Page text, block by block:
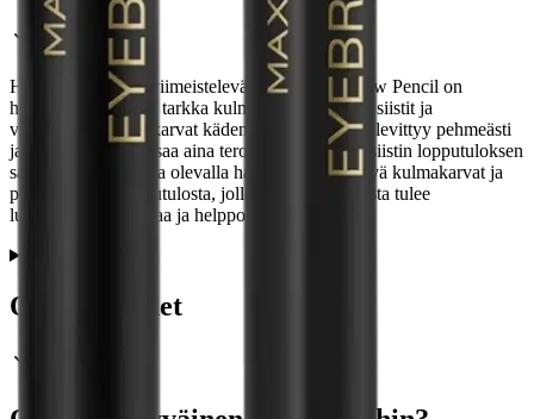
Huolitellut kulmat viimeistelevät meikin. Eyebrow Pencil on
helppokäyttöinen ja tarkka kulmakynä, jolla saat siistit ja
viimeistellyt kulmakarvat kädenkäänteessä. Väri levittyy pehmeästi
ja tarkasti ja kynän saa aina teroitettua teräväksi siistin lopputuloksen
saamiseksi. Korkissa olevalla harjalla saat siistittyä kulmakarvat ja
pehmennettyä lopputulosta, jolloin lopputuloksesta tulee
luonnollinen. Nopeaa ja helppoa!
Ominaisuudet